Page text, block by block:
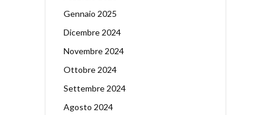
Gennaio 2025
Dicembre 2024
Novembre 2024
Ottobre 2024
Settembre 2024
Agosto 2024